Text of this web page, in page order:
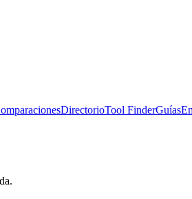
DirectorioTool FinderGuías